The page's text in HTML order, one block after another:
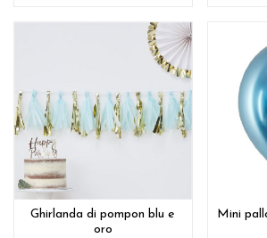
Ghirlanda di pompon blu e
oro
Mini